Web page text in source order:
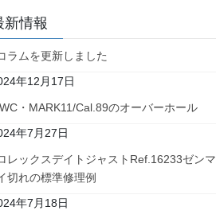
新情報
ラムを更新しました
年12月17日
・MARK11/Cal.89のオーバーホール
年7月27日
レックスデイトジャストRef.16233ゼンマ
切れの標準修理例
年7月18日